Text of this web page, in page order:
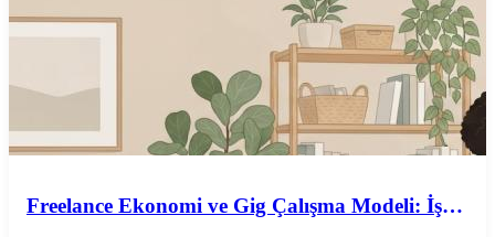
Freelance Ekonomi ve Gig Çalışma Modeli: İş